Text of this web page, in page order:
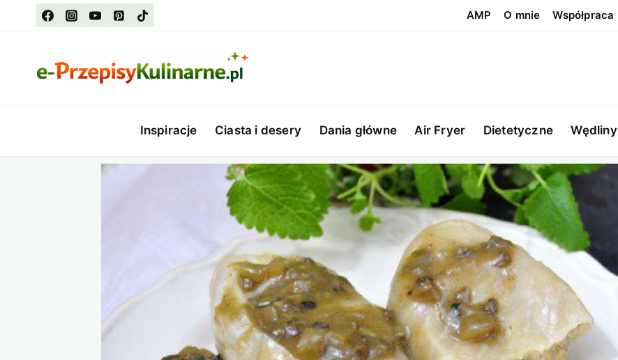
AMP O mnie Współpraca
Inspiracje Ciasta i desery Dania główne Air Fryer Dietetyczne Wędliny